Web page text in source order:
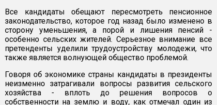
Все кандидаты обещают пересмотреть пенсионное
законодательство, которое год назад было изменено в
сторону уменьшения, а порой и лишения пенсий -
особенно сельских жителей. Серьезное внимание все
претенденты уделили трудоустройству молодежи, что
также является волнующей общество проблемой.
Говоря об экономике страны кандидаты в президенты
неизменно затрагивали вопросы развития сельского
хозяйства - вплоть до решения вопросов о
собственности на землю и воду, как отмечал один из